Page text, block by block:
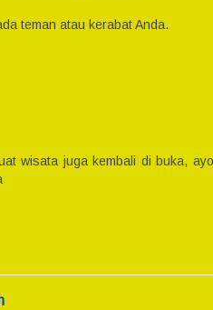
teman atau kerabat Anda.
wisata juga kembali di buka,